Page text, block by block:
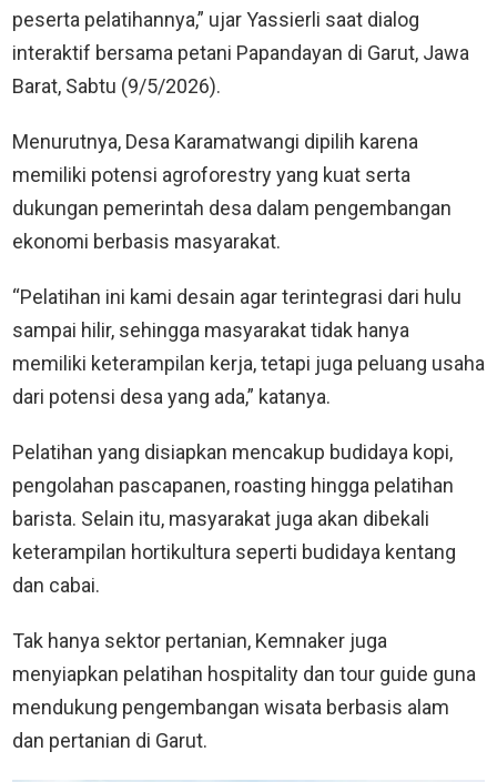
peserta pelatihannya,” ujar Yassierli saat dialog
interaktif bersama petani Papandayan di Garut, Jawa
Barat, Sabtu (9/5/2026).
Menurutnya, Desa Karamatwangi dipilih karena
memiliki potensi agroforestry yang kuat serta
dukungan pemerintah desa dalam pengembangan
ekonomi berbasis masyarakat.
“Pelatihan ini kami desain agar terintegrasi dari hulu
sampai hilir, sehingga masyarakat tidak hanya
memiliki keterampilan kerja, tetapi juga peluang usaha
dari potensi desa yang ada,” katanya.
Pelatihan yang disiapkan mencakup budidaya kopi,
pengolahan pascapanen, roasting hingga pelatihan
barista. Selain itu, masyarakat juga akan dibekali
keterampilan hortikultura seperti budidaya kentang
dan cabai.
Tak hanya sektor pertanian, Kemnaker juga
menyiapkan pelatihan hospitality dan tour guide guna
mendukung pengembangan wisata berbasis alam
dan pertanian di Garut.